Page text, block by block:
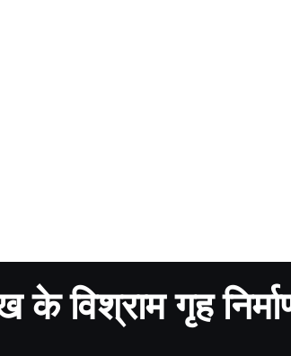
के विश्राम गृह